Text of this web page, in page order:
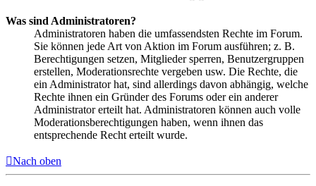
Was sind Administratoren?
Administratoren haben die umfassendsten Rechte im Forum.
Sie können jede Art von Aktion im Forum ausführen; z. B.
Berechtigungen setzen, Mitglieder sperren, Benutzergruppen
erstellen, Moderationsrechte vergeben usw. Die Rechte, die
ein Administrator hat, sind allerdings davon abhängig, welche
Rechte ihnen ein Gründer des Forums oder ein anderer
Administrator erteilt hat. Administratoren können auch volle
Moderationsberechtigungen haben, wenn ihnen das
entsprechende Recht erteilt wurde.
Nach oben